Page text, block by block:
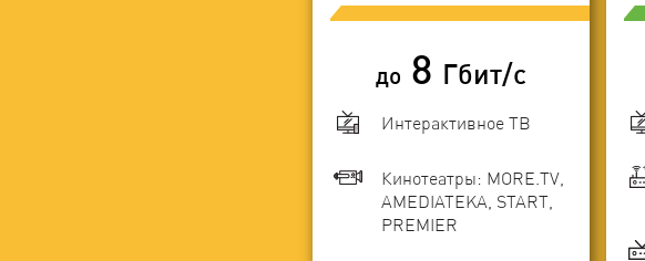
до 8 Гбит/с
Интерактивное ТВ
Кинотеатры: MORE.TV,
AMEDIATEKA, START,
PREMIER